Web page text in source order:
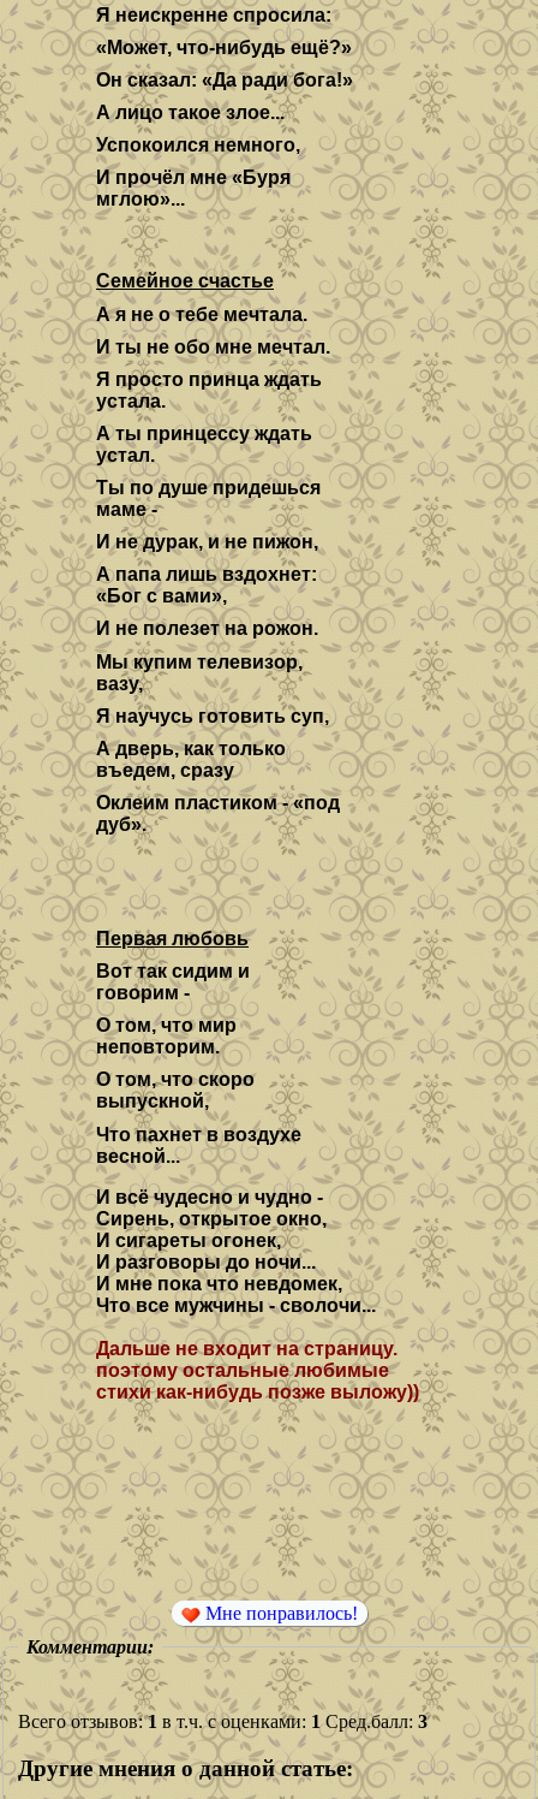
Я неискренне спросила:
«Может, что-нибудь ещё?»
Он сказал: «Да ради бога!»
А лицо такое злое...
Успокоился немного,
И прочёл мне «Буря
мглою»...
Семейное счастье
А я не о тебе мечтала.
И ты не обо мне мечтал.
Я просто принца ждать
устала.
А ты принцессу ждать
устал.
Ты по душе придешься
маме -
И не дурак, и не пижон,
А папа лишь вздохнет:
«Бог с вами»,
И не полезет на рожон.
Мы купим телевизор,
вазу,
Я научусь готовить суп,
А дверь, как только
въедем, сразу
Оклеим пластиком - «под
дуб».
Первая любовь
Вот так сидим и
говорим -
О том, что мир
неповторим.
О том, что скоро
выпускной,
Что пахнет в воздухе
весной...
И всё чудесно и чудно -
Сирень, открытое окно,
И сигареты огонек,
И разговоры до ночи...
И мне пока что невдомек,
Что все мужчины - сволочи...
Дальше не входит на страницу.
поэтому остальные любимые
стихи как-нибудь позже выложу))
Мне понравилось!
Комментарии:
Всего отзывов:1 в т.ч. с оценками: 1 Сред.балл: 3
Другие мнения о данной статье: